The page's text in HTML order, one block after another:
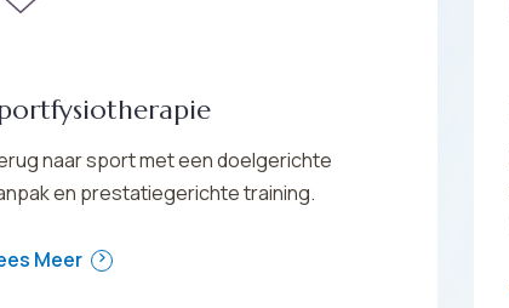
naar sport met een doelgerichte
en prestatiegerichte training.
Meer